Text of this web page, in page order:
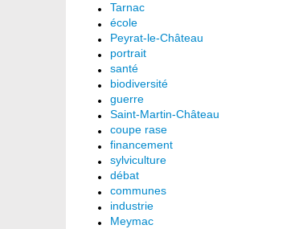
Tarnac
école
Peyrat-le-Château
portrait
santé
biodiversité
guerre
Saint-Martin-Château
coupe rase
financement
sylviculture
débat
communes
industrie
Meymac